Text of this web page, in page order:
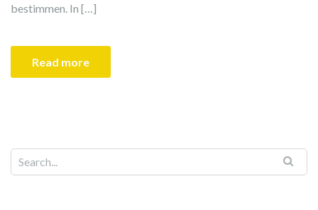
bestimmen. In […]
Read more